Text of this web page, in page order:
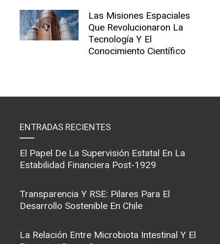
Las Misiones Espaciales
Que Revolucionaron La
Tecnología Y El
Conocimiento Científico
ENTRADAS RECIENTES
El Papel De La Supervisión Estatal En La
Estabilidad Financiera Post-1929
Transparencia Y RSE: Pilares Para El
Desarrollo Sostenible En Chile
La Relación Entre Microbiota Intestinal Y El